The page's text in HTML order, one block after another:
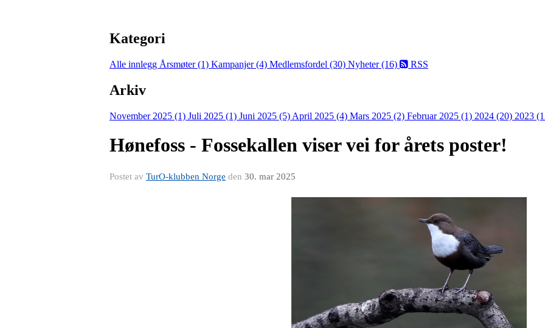
Kategori
Alle innlegg Årsmøter (1) Kampanjer (4) Medlemsfordel (30) Nyheter (16) RSS
Arkiv
November 2025 (1) Juli 2025 (1) Juni 2025 (5) April 2025 (4) Mars 2025 (2) Februar 2025 (1) 2024 (20) 2023
Hønefoss - Fossekallen viser vei for årets poster!
Postet av TurO-klubben Norge den 30. mar 2025